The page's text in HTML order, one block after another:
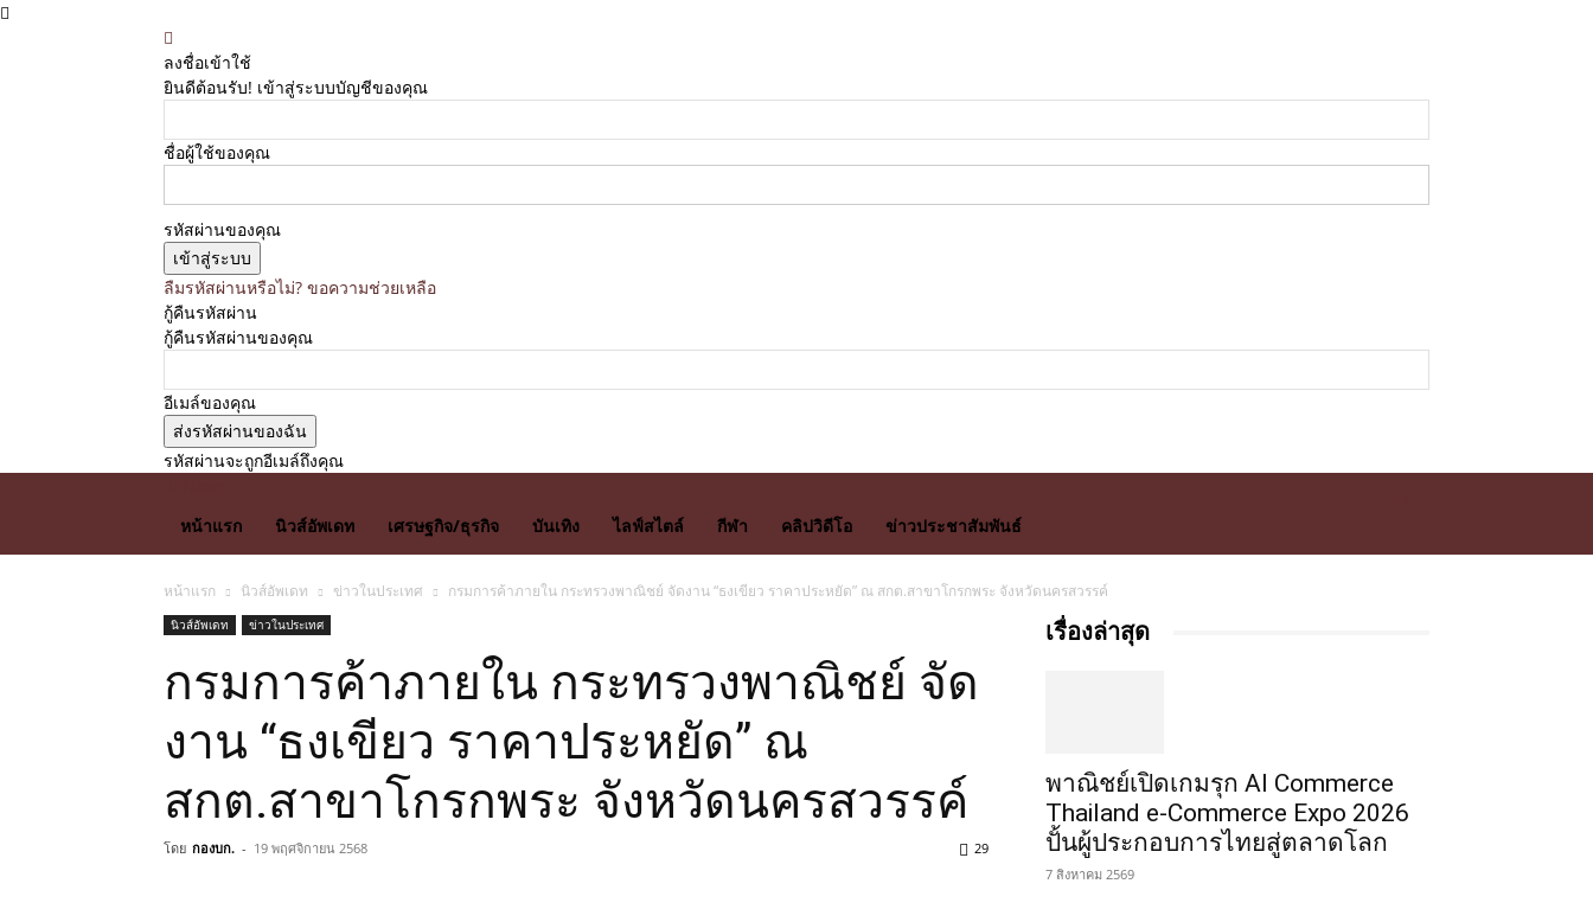
ลงชื่อเข้าใช้
ยินดีต้อนรับ! เข้าสู่ระบบบัญชีของคุณ
ชื่อผู้ใช้ของคุณ
รหัสผ่านของคุณ
ลืมรหัสผ่านหรือไม่? ขอความช่วยเหลือ
กู้คืนรหัสผ่าน
กู้คืนรหัสผ่านของคุณ
อีเมล์ของคุณ
รหัสผ่านจะถูกอีเมล์ถึงคุณ
หน้าแรก
นิวส์อัพเดท เศรษฐกิจ/ธุรกิจ บันเทิง ไลฟ์สไตล์ กีฬา คลิปวิดีโอ ข่าวประชาสัมพันธ์
หน้าแรก นิวส์อัพเดท ข่าวในประเทศ กรมการค้าภายใน กระทรวงพาณิชย์ จัดงาน “ธงเขียว ราคาประหยัด” ณ สกต.สาขาโกรกพระ จังหวัดนครสวรรค์
นิวส์อัพเดท ข่าวในประเทศ
กรมการค้าภายใน กระทรวงพาณิชย์ จัด
งาน “ธงเขียว ราคาประหยัด” ณ
สกต.สาขาโกรกพระ จังหวัดนครสวรรค์
โดย กองบก. - 19 พฤศจิกายน 2568 29
เรื่องล่าสุด
พาณิชย์เปิดเกมรุก AI Commerce
Thailand e-Commerce Expo 2026
ปั้นผู้ประกอบการไทยสู่ตลาดโลก
7 สิงหาคม 2569